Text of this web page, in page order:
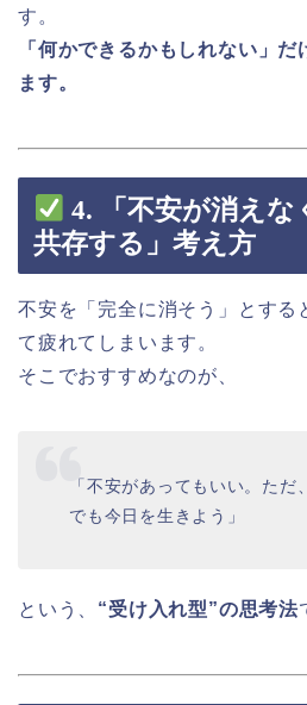
す。
「何かできるかもしれない」
ます。
4.
「不安が消え
共存する」考え方
不安を「完全に消そう」とする
て疲れてしまいます。
そこでおすすめなのが、
「不安があってもいい。ただ
でも今日を生きよう」
という、 “受け入れ型”の思考法